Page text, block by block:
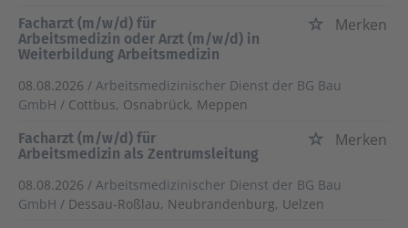
Facharzt (m/w/d) für
Arbeitsmedizin oder Arzt (m/w/d) in
Weiterbildung Arbeitsmedizin
Merken
08.08.2026 / Arbeitsmedizinischer Dienst der BG Bau
GmbH / Cottbus, Osnabrück, Meppen
Facharzt (m/w/d) für
Arbeitsmedizin als Zentrumsleitung
Merken
08.08.2026 / Arbeitsmedizinischer Dienst der BG Bau
GmbH / Dessau-Roßlau, Neubrandenburg, Uelzen